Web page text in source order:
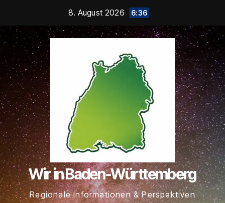
springen
8. August 2026 6:36
Wir in Baden-Württemberg
Regionale Informationen & Perspektiven